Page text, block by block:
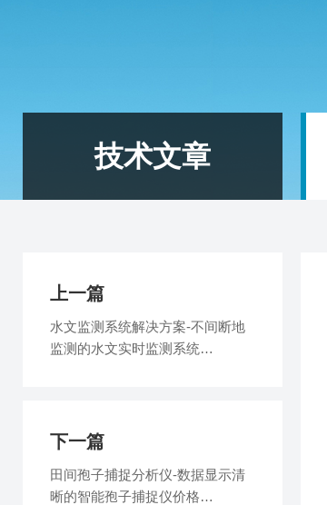
技术文章
上一篇
水文监测系统解决方案-不间断地
监测的水文实时监测系统
下一篇
田间孢子捕捉分析仪-数据显示清
晰的智能孢子捕捉仪价格